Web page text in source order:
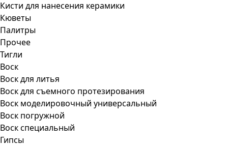
Кисти для нанесения керамики
Кюветы
Палитры
Прочее
Тигли
Воск
Воск для литья
Воск для съемного протезирования
Воск моделировочный универсальный
Воск погружной
Воск специальный
Гипсы